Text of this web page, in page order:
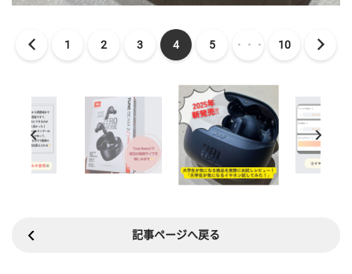
1 2 3 4 5 ・・・ 10
記事ページへ戻る